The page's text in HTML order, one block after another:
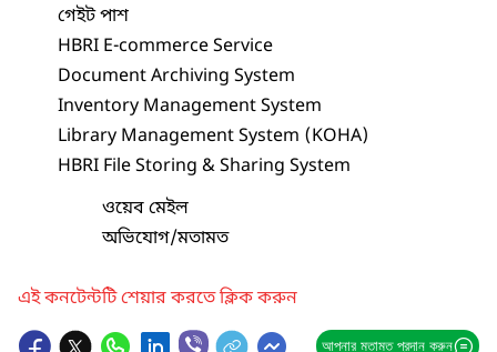
গেইট পাশ
HBRI E-commerce Service
Document Archiving System
Inventory Management System
Library Management System (KOHA)
HBRI File Storing & Sharing System
ওয়েব মেইল
অভিযোগ/মতামত
এই কনটেন্টটি শেয়ার করতে ক্লিক করুন
আপনার মতামত প্রদান করুন